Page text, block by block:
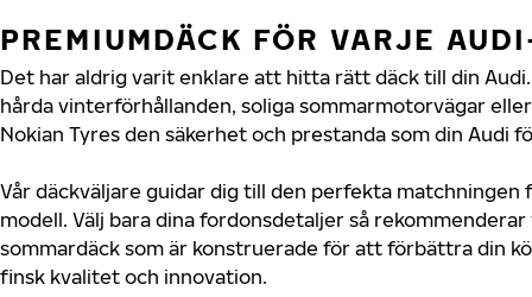
PREMIUMDÄCK FÖR VARJE
Det har aldrig varit enklare att hitta rätt däck till din
hårda vinterförhållanden, soliga sommarmotorvägar
Nokian Tyres den säkerhet och prestanda som din Audi
Vår däckväljare guidar dig till den perfekta matchningen
modell. Välj bara dina fordonsdetaljer så
sommardäck som är konstruerade för att förbättra din
finsk kvalitet och innovation.